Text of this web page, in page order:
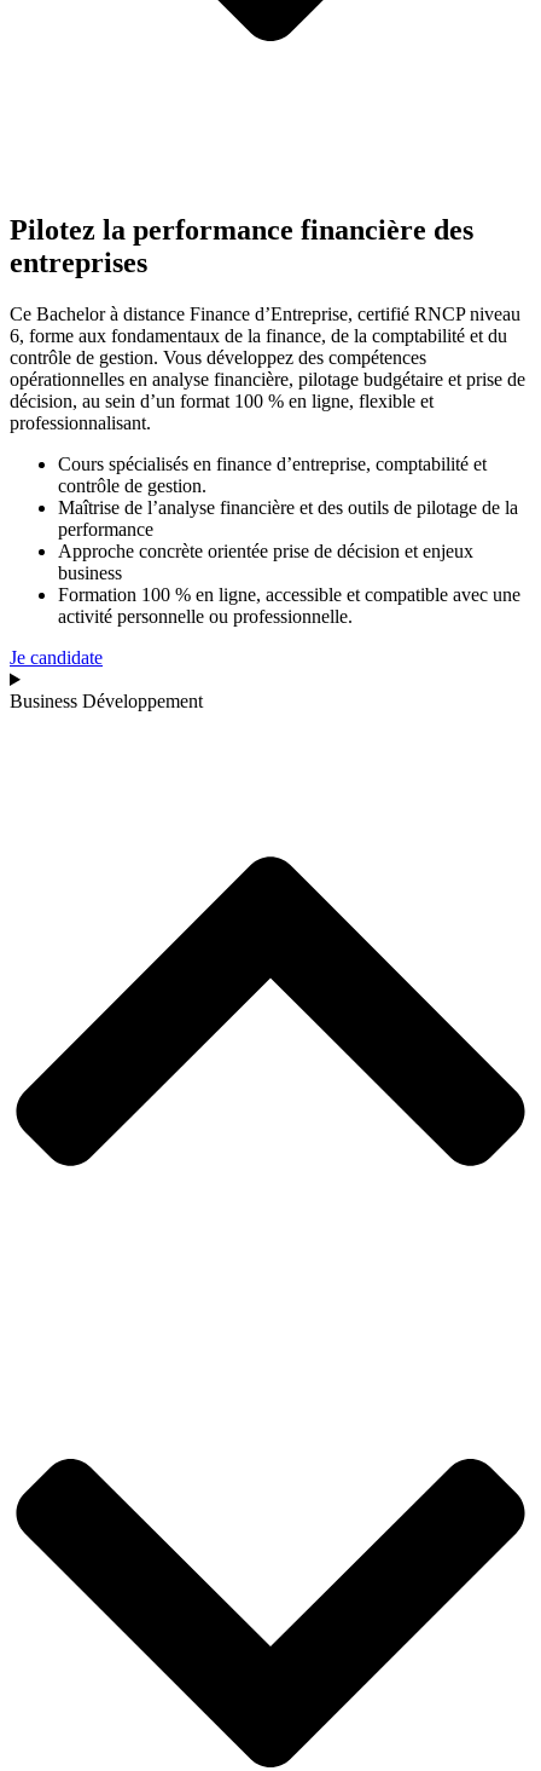
Pilotez la performance financière des
entreprises
Ce Bachelor à distance Finance d’Entreprise, certifié RNCP niveau
6, forme aux fondamentaux de la finance, de la comptabilité et du
contrôle de gestion. Vous développez des compétences
opérationnelles en analyse financière, pilotage budgétaire et prise de
décision, au sein d’un format 100 % en ligne, flexible et
professionnalisant.
Cours spécialisés en finance d’entreprise, comptabilité et
contrôle de gestion.
Maîtrise de l’analyse financière et des outils de pilotage de la
performance
Approche concrète orientée prise de décision et enjeux
business
Formation 100 % en ligne, accessible et compatible avec une
activité personnelle ou professionnelle.
Je candidate
Business Développement